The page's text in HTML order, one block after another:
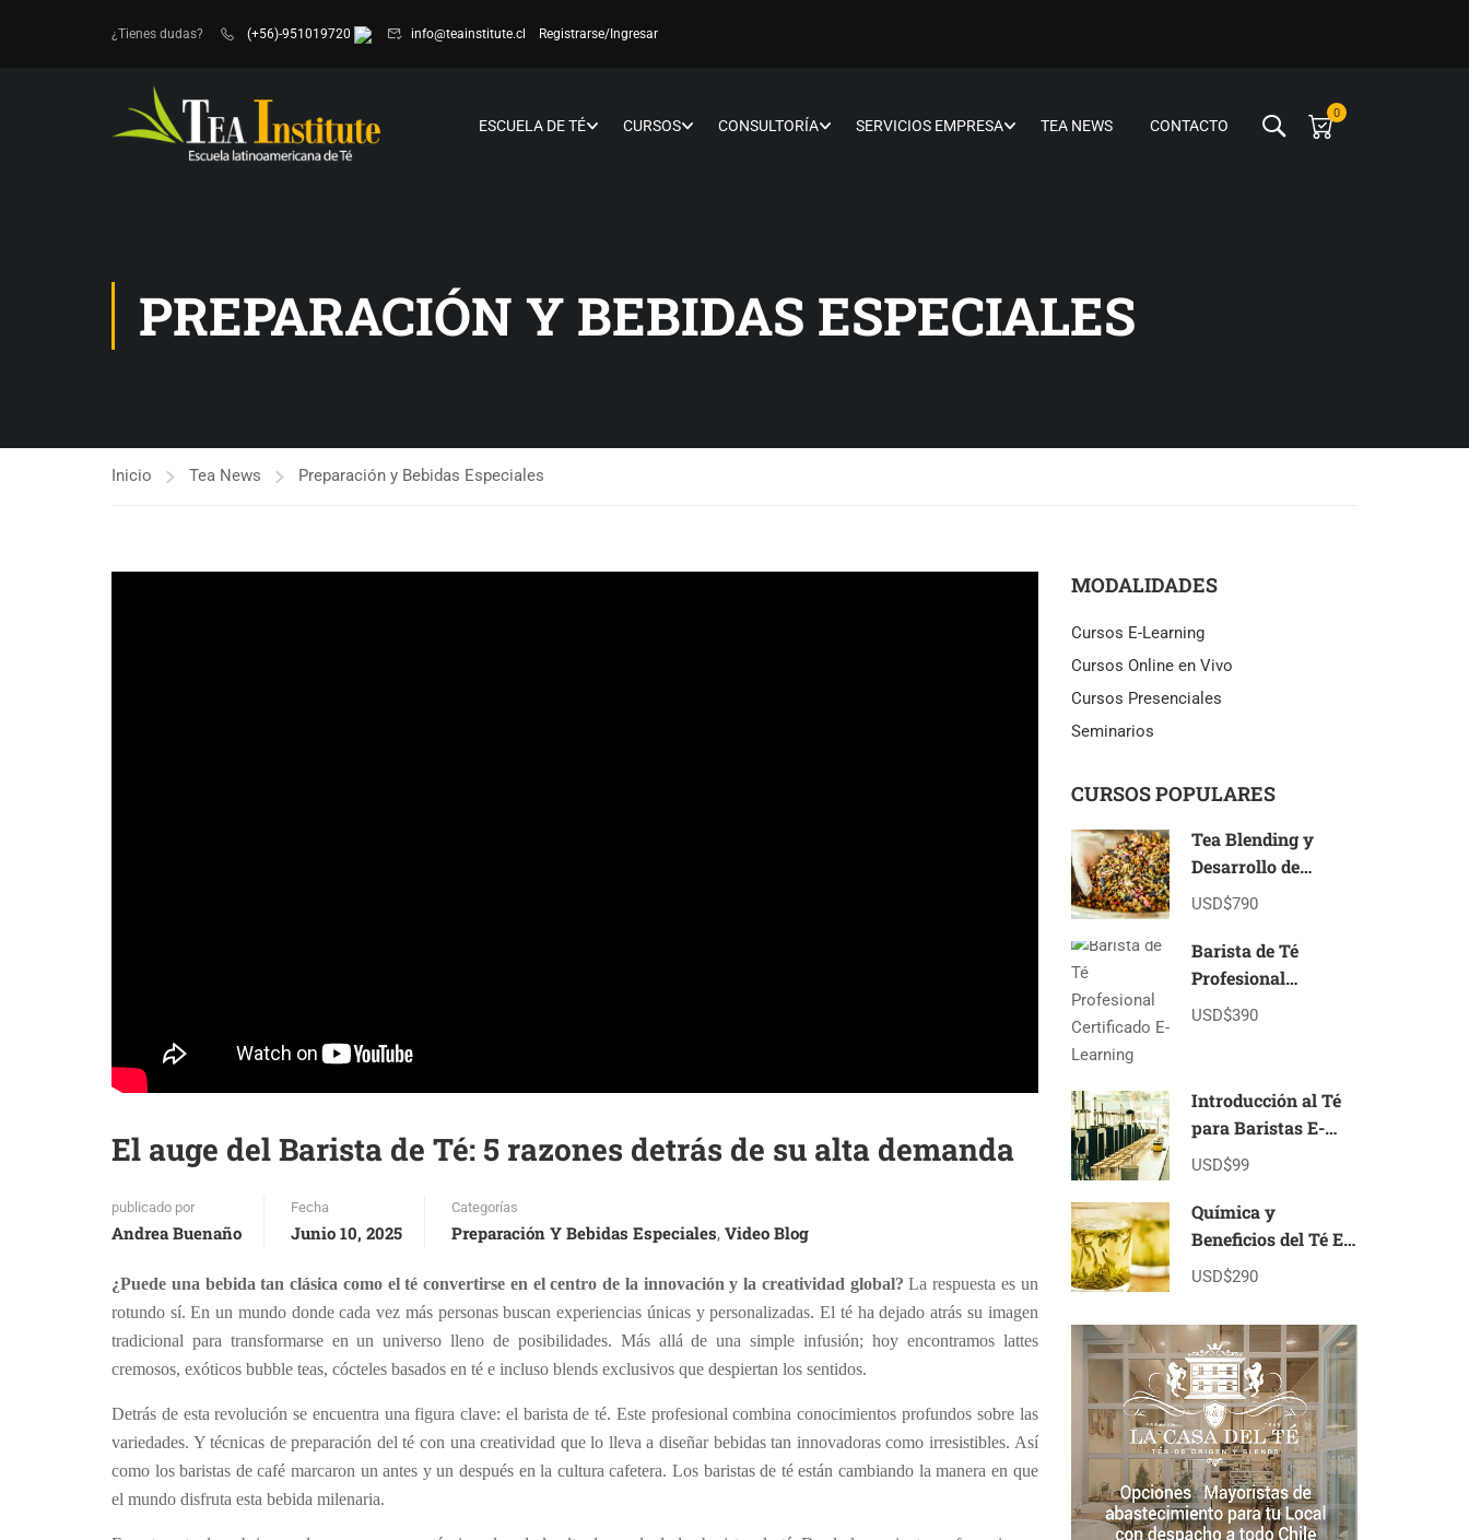
¿Tienes dudas? (+56)-951019720 info@teainstitute.cl Registrarse/Ingresar
ESCUELA DE TÉ CURSOS CONSULTORÍA SERVICIOS EMPRESA TEA NEWS CONTACTO
0
PREPARACIÓN Y BEBIDAS ESPECIALES
Inicio Tea News Preparación y Bebidas Especiales
El auge del Barista de Té: 5 razones detrás de su alta demanda
publicado por
Andrea Buenaño
Fecha
Junio 10, 2025
Categorías
Preparación Y Bebidas Especiales, Video Blog
¿Puede una bebida tan clásica como el té convertirse en el centro de la innovación y la creatividad global? La respuesta es un
rotundo sí. En un mundo donde cada vez más personas buscan experiencias únicas y personalizadas. El té ha dejado atrás su imagen
tradicional para transformarse en un universo lleno de posibilidades. Más allá de una simple infusión; hoy encontramos lattes
cremosos, exóticos bubble teas, cócteles basados en té e incluso blends exclusivos que despiertan los sentidos.
Detrás de esta revolución se encuentra una figura clave: el barista de té. Este profesional combina conocimientos profundos sobre las
variedades. Y técnicas de preparación del té con una creatividad que lo lleva a diseñar bebidas tan innovadoras como irresistibles. Así
como los baristas de café marcaron un antes y un después en la cultura cafetera. Los baristas de té están cambiando la manera en que
el mundo disfruta esta bebida milenaria.
MODALIDADES
Cursos E-Learning
Cursos Online en Vivo
Cursos Presenciales
Seminarios
CURSOS POPULARES
Tea Blending y
Desarrollo de
Marcas de Té E-
USD$790
Barista de Té
Profesional
Certificado E-
USD$390
Introducción al Té
para Baristas E-
learning
USD$99
Química y
Beneficios del Té E-
Learning
USD$290